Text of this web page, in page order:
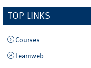
TOP-LINKS
Courses
Learnweb